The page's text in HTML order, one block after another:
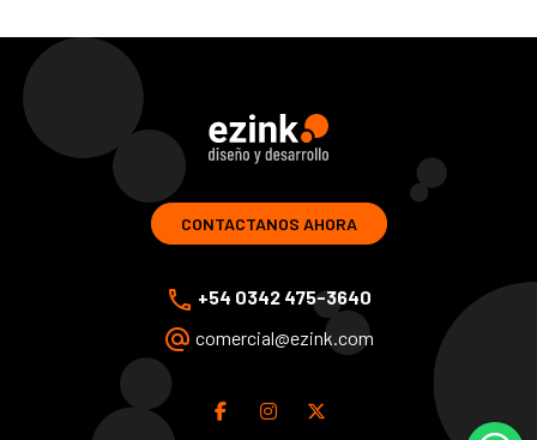
ezink | diseno y desarrollo de soluciones web
CONTACTANOS AHORA
phone +54 0342 475-3640
alternate_email comercial@ezink.com